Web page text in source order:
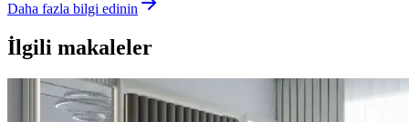
Daha fazla bilgi edinin
İlgili makaleler